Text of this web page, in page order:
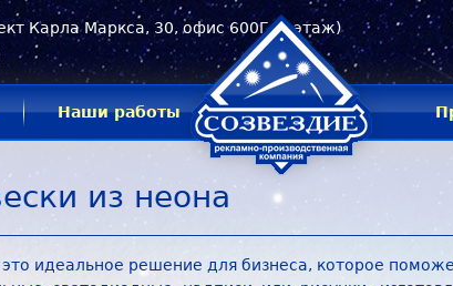
Карла Маркса, 30, офис 600Г (6 этаж)
Наши работы
из неона
идеальное решение для бизнеса, которое